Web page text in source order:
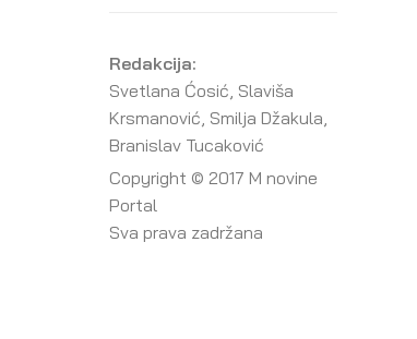
Redakcija:
Svetlana Ćosić, Slaviša
Krsmanović, Smilja Džakula,
Branislav Tucaković
Copyright © 2017 M novine
Portal
Sva prava zadržana